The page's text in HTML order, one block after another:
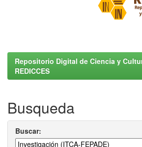
Repositorio Digital de Ciencia y
REDICCES
Busqueda
Buscar: